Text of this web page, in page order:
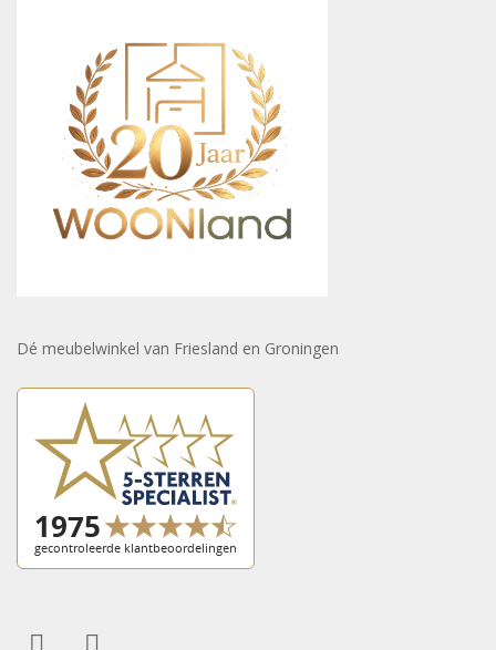
Dé meubelwinkel van Friesland en Groningen